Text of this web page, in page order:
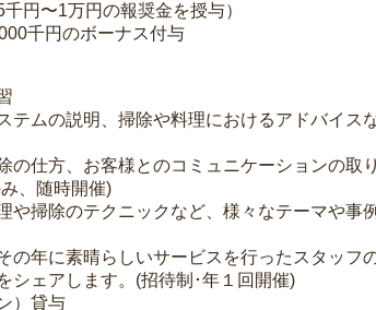
円〜1万円の報奨金を授与）
千円のボーナス付与
テムの説明、掃除や料理におけるアドバイス
の仕方、お客様とのコミュニケーションの
、随時開催)
や掃除のテクニックなど、様々なテーマや事
の年に素晴らしいサービスを行ったスタッ
シェアします。(招待制･年１回開催)
）貸与